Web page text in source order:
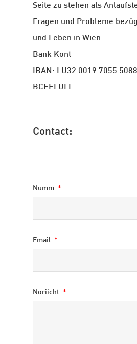
Seite zu stehen als
Fragen und Probleme
und Leben in Wien.
Bank Kont
IBAN: LU32 0019 7055
BCEELULL
Contact:
Numm: *
Email: *
Noriicht: *